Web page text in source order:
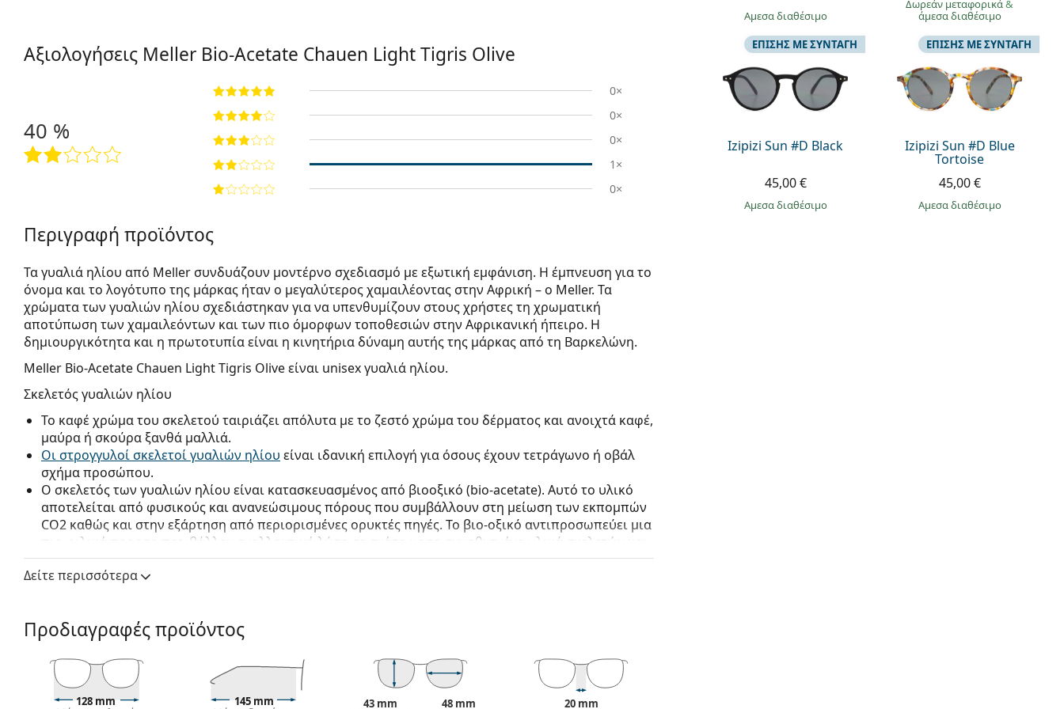
άμεσα διαθέσιμο
Δωρεάν μεταφορικά&
άμεσα διαθέσιμο
Izipizi Sun #D Black
ΕΠΊΣΗΣ ΜΕ ΣΥΝΤΑΓΉ
45,00 €
άμεσα διαθέσιμο
Izipizi Sun #D Blue
Tortoise
ΕΠΊΣΗΣ ΜΕ ΣΥΝΤΑΓΉ
45,00 €
άμεσα διαθέσιμο
Αξιολογήσεις Meller Bio-Acetate Chauen Light Tigris Olive
40 %
0×
0×
0×
1×
0×
Περιγραφή προϊόντος
Τα γυαλιά ηλίου από Meller συνδυάζουν μοντέρνο σχεδιασμό με εξωτική εμφάνιση. Η έμπνευση για το
όνομα και το λογότυπο της μάρκας ήταν ο μεγαλύτερος χαμαιλέοντας στην Αφρική – ο Meller. Τα
χρώματα των γυαλιών ηλίου σχεδιάστηκαν για να υπενθυμίζουν στους χρήστες τη χρωματική
αποτύπωση των χαμαιλεόντων και των πιο όμορφων τοποθεσιών στην Αφρικανική ήπειρο. Η
δημιουργικότητα και η πρωτοτυπία είναι η κινητήρια δύναμη αυτής της μάρκας από τη Βαρκελώνη.
Meller Bio-Acetate Chauen Light Tigris Oliveείναι unisex γυαλιά ηλίου.
Σκελετός γυαλιών ηλίου
Το καφέ χρώμα του σκελετού ταιριάζει απόλυτα με το ζεστό χρώμα του δέρματος και ανοιχτά καφέ,
μαύρα ή σκούρα ξανθά μαλλιά.
Οι στρογγυλοί σκελετοί γυαλιών ηλίου είναι ιδανική επιλογή για όσους έχουν τετράγωνο ή οβάλ
σχήμα προσώπου.
Ο σκελετός των γυαλιών ηλίου είναι κατασκευασμένος από βιοοξικό (bio-acetate). Αυτό το υλικό
αποτελείται από φυσικούς και ανανεώσιμους πόρους που συμβάλλουν στη μείωση των εκπομπών
CO2 καθώς και στην εξάρτηση από περιορισμένες ορυκτές πηγές. Το βιο-οξικό αντιπροσωπεύει μια
πιο φιλική προς το περιβάλλον εναλλακτική λύση σε σχέση με τα συνηθισμένα υλικά σκελετών και
συμβάλλει στην προστασία του περιβάλλοντος.
Φακός γυαλιών ηλίου
αλλοιώνουν τα χρώματα.
Οι σύγχρονοι πολωμένοι φακοί με τεχνολογία TAC (Tri Acetate Cellulose) παρέχουν εκπληκτική
ορατότητα και είναι ιδιαίτερα ανθεκτικοί στα γδαρσίματα.
Χάρη στη μοναδική τεχνολογία των
πολωμένων φακών, αυτά τα γυαλιά ηλίου προσφέρουν τέλεια
όραση, εξαλείφουν τις ανεπιθύμητες αντανακλάσεις και προστατεύουν τα μάτια από την υπεριώδη
Δείτε περισσότερα
Προδιαγραφές προϊόντος
128 mm 145 mm 43 mm 48 mm 20 mm